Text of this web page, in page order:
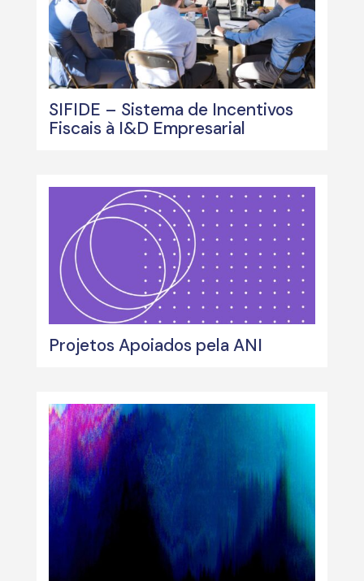
SIFIDE – Sistema de Incentivos
Fiscais à I&D Empresarial
Projetos Apoiados pela ANI